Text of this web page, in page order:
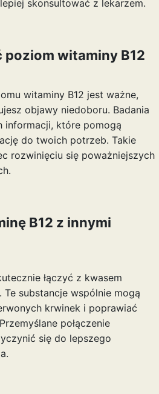
skonsultować z lekarzem.
witaminy B12
witaminy B12 jest ważne,
objawy niedoboru. Badania
informacji, które pomogą
do twoich potrzeb. Takie
rozwinięciu się poważniejszych
B12 z innymi
łączyć z kwasem
substancje wspólnie mogą
krwinek i poprawiać
połączenie
się do lepszego